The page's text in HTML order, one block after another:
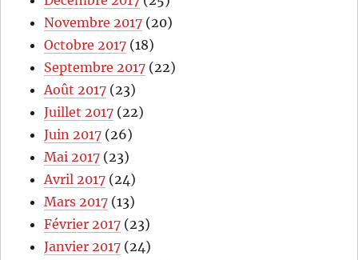
Novembre 2017 (20)
Octobre 2017 (18)
Septembre 2017 (22)
Août 2017 (23)
Juillet 2017 (22)
Juin 2017 (26)
Mai 2017 (23)
Avril 2017 (24)
Mars 2017 (13)
Février 2017 (23)
Janvier 2017 (24)